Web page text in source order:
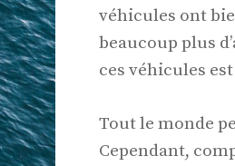
véhicules ont
beaucoup plus
ces véhicules
Tout le monde
Cependant,